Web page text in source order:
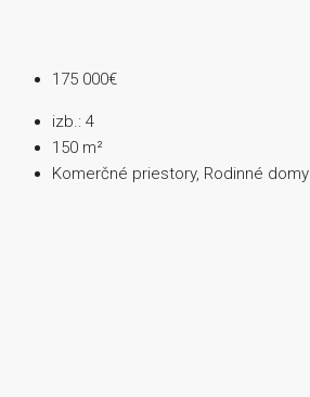
175 000€
izb.: 4
150 m²
Komerčné priestory, Rodinné domy